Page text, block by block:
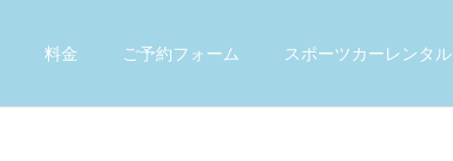
料金 ご予約フォーム スポーツカーレンタル